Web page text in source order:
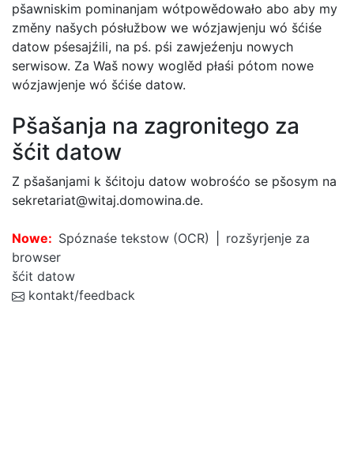
pšawniskim pominanjam wótpowědowało abo aby my
změny našych pósłužbow we wózjawjenju wó šćiśe
datow pśesajźili, na pś. pśi zawjeźenju nowych
serwisow. Za Waš nowy woglěd płaśi pótom nowe
wózjawjenje wó šćiśe datow.
Pšašanja na zagronitego za
šćit datow
Z pšašanjami k šćitoju datow wobrośćo se pšosym na
sekretariat@witaj.domowina.de.
Nowe: Spóznaśe tekstow (OCR)
rozšyrjenje za
browser
šćit datow
kontakt/feedback